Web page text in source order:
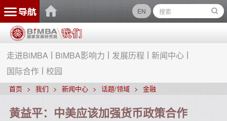
EN
走进BiMBA BiMBA影响力 发展历程
新闻中心
国际合作
校园
首页 我们 新闻中心 话题/领域 金融
黄益平：中美应该加强货币政策合作